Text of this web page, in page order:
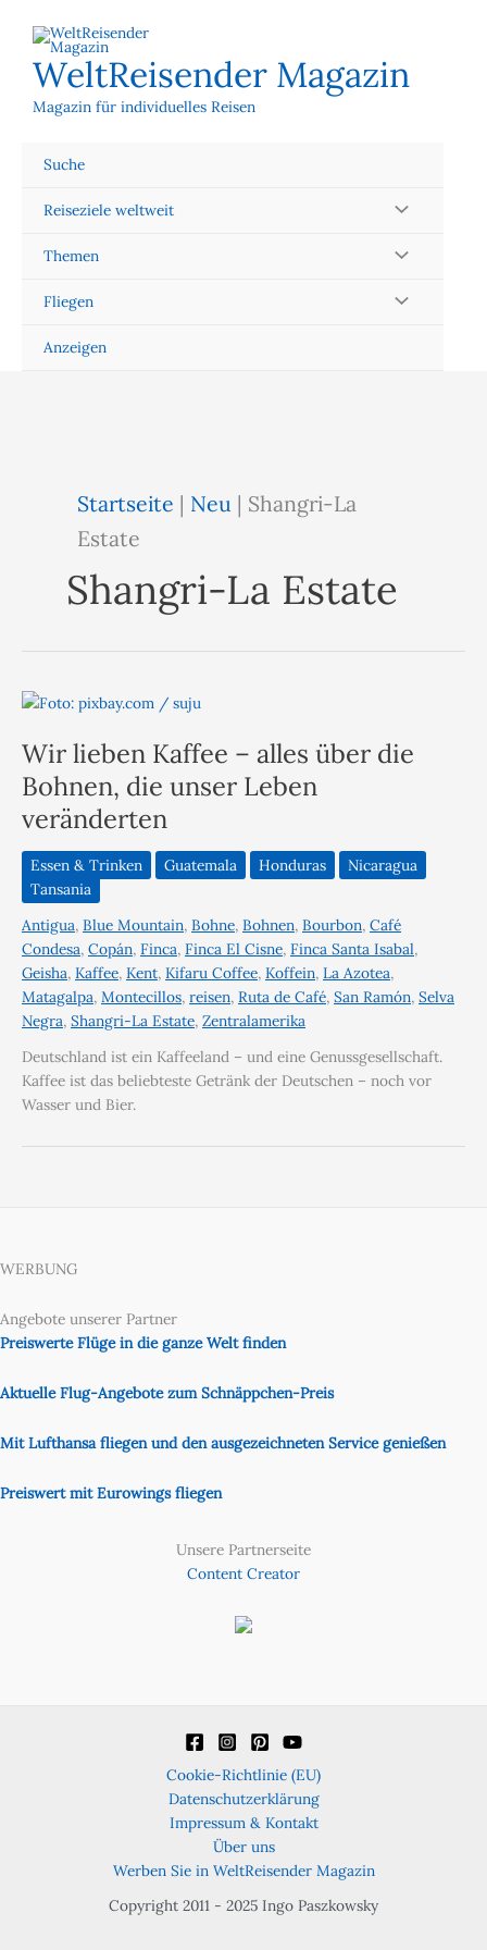
Inhalt
springenWeltReisender Magazin
Magazin für individuelles Reisen
Suche
Reiseziele weltweit
Themen
Fliegen
Anzeigen
Startseite | Neu | Shangri-La
Estate
Shangri-La Estate
Wir lieben Kaffee – alles über die
Bohnen, die unser Leben
veränderten
Essen & Trinken Guatemala Honduras
Nicaragua
Tansania
Antigua, Blue Mountain, Bohne, Bohnen, Bourbon, Café
Condesa, Copán, Finca, Finca El Cisne, Finca Santa Isabal,
Geisha, Kaffee, Kent, Kifaru Coffee, Koffein, La Azotea,
Matagalpa, Montecillos, reisen, Ruta de Café, San Ramón, Selva
Negra, Shangri-La Estate, Zentralamerika
Deutschland ist ein Kaffeeland – und eine Genussgesellschaft.
Kaffee ist das beliebteste Getränk der Deutschen – noch vor
Wasser und Bier.
WERBUNG
Angebote unserer Partner
Preiswerte Flüge in die ganze Welt finden
Aktuelle Flug-Angebote zum Schnäppchen-Preis
Mit Lufthansa fliegen und den ausgezeichneten Service genießen
Preiswert mit Eurowings fliegen
Unsere Partnerseite
Content Creator
Cookie-Richtlinie (EU)
Datenschutzerklärung
Impressum & Kontakt
Über uns
Werben Sie in WeltReisender Magazin
Copyright 2011 - 2025 Ingo Paszkowsky